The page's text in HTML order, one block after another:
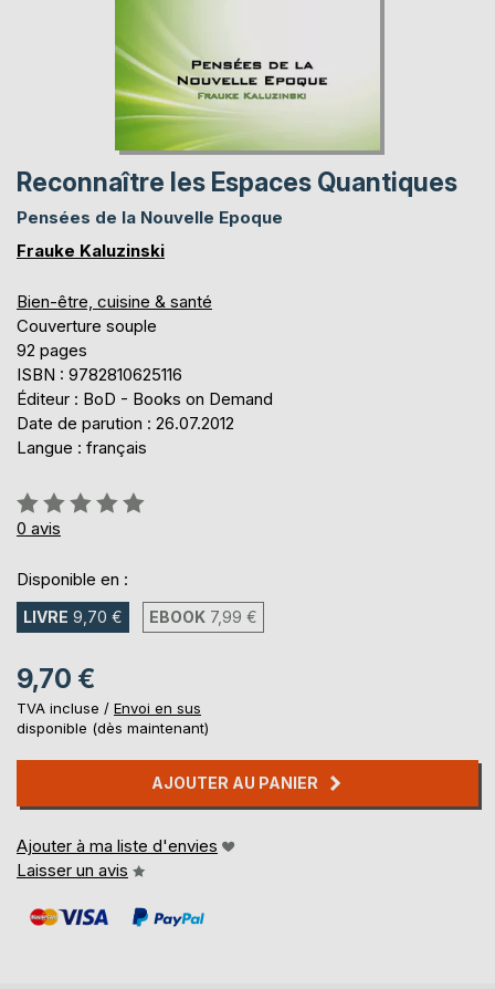
Reconnaître les Espaces Quantiques
Pensées de la Nouvelle Epoque
Frauke Kaluzinski
Bien-être, cuisine & santé
Couverture souple
92 pages
ISBN : 9782810625116
Éditeur : BoD - Books on Demand
Date de parution : 26.07.2012
Langue : français
Évaluation:
0%
0 avis
Disponible en :
LIVRE 9,70 € EBOOK 7,99 €
9,70 €
TVA incluse / Envoi en sus
disponible (dès maintenant)
AJOUTER AU PANIER
Ajouter à ma liste d'envies
Laisser un avis